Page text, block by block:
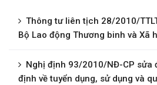
Thông tư liên tịch 28/2010/
Bộ Lao động Thương binh và Xã
Nghị định 93/2010/NĐ-CP sửa
định về tuyển dụng, sử dụng và